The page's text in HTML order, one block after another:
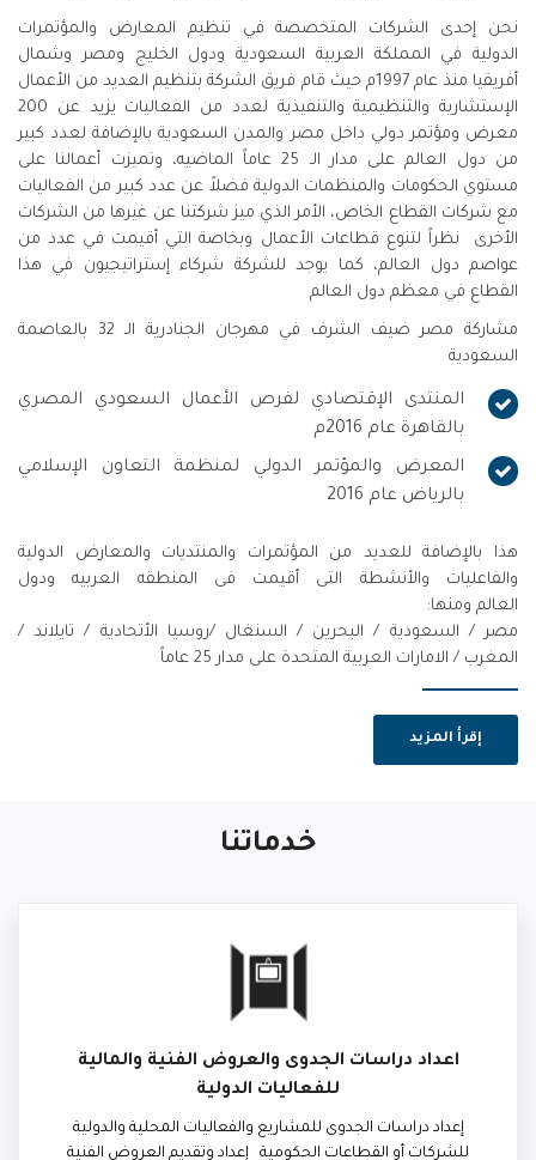
نحن إحدى الشركات المتخصصة في تنظيم المعارض والمؤتمرات
الدولية في المملكة العربية السعودية ودول الخليج ومصر وشمال
أفريقيا منذ عام 1997م حيث قام فريق الشركة بتنظيم العديد من الأعمال
الإستشارية والتنظيمية والتنفيذية لعدد من الفعاليات يزيد عن 200
معرض ومؤتمر دولي داخل مصر والمدن السعودية بالإضافة لعدد كبير
من دول العالم على مدار الـ 25 عاماً الماضيه، وتميزت أعمالنا على
مستوي الحكومات والمنظمات الدولية فضلاً عن عدد كبير من الفعاليات
مع شركات القطاع الخاص، الأمر الذي ميز شركتنا عن غيرها من الشركات
الأخرى نظراً لتنوع قطاعات الأعمال وبخاصة التي أقيمت في عدد من
عواصم دول العالم، كما يوجد للشركة شركاء إستراتيجيون في هذا
القطاع في معظم دول العالم
مشاركة مصر ضيف الشرف في مهرجان الجنادرية الـ 32 بالعاصمة
السعودية
المنتدى الإقتصادي لفرص الأعمال السعودي المصري
بالقاهرة عام 2016م
المعرض والمؤتمر الدولي لمنظمة التعاون الإسلامي
بالرياض عام 2016
هذا بالإضافة للعديد من المؤتمرات والمنتديات والمعارض الدولية
والفاعليات والأنشطة التى أقيمت فى المنطقه العربيه ودول
العالم ومنها:
مصر / السعودية / البحرين / السنغال /روسيا الأتحادية / تايلاند /
المغرب / الامارات العربية المتحدة على مدار 25 عاماً
إقرأ المزيد
خدماتنا
اعداد دراسات الجدوى والعروض الفنية والمالية
للفعاليات الدولية
إعداد دراسات الجدوى للمشاريع والفعاليات المحلية والدولية
للشركات أو القطاعات الحكومية إعداد وتقديم العروض الفنية